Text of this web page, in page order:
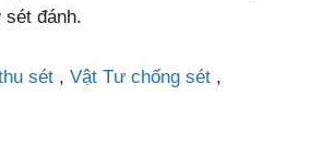
đánh.
sét , Vật Tư chống sét ,